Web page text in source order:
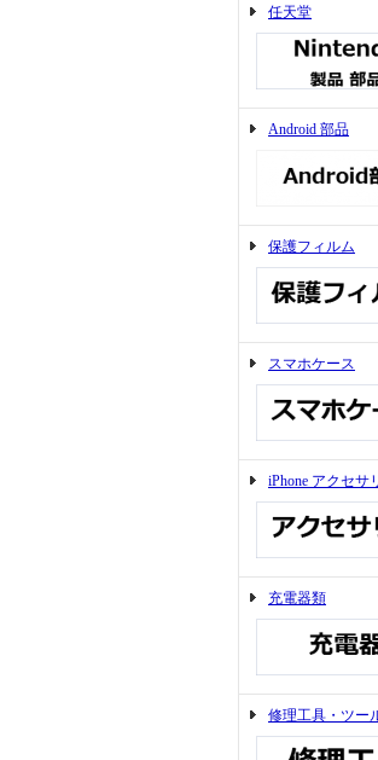
任天堂
Android 部品
保護フィルム
スマホケース
iPhone アクセサ
充電器類
修理工具・ツー